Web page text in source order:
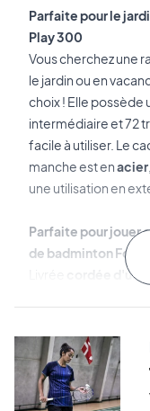
Parfaite pour le
Play 300
Vous cherchez une
le jardin ou en
choix ! Elle possède
intermédiaire et 72
facile à utiliser. Le
manche est enacier
une utilisation en
Parfaite pour jouer
de badminton Forza
cordée d'usine